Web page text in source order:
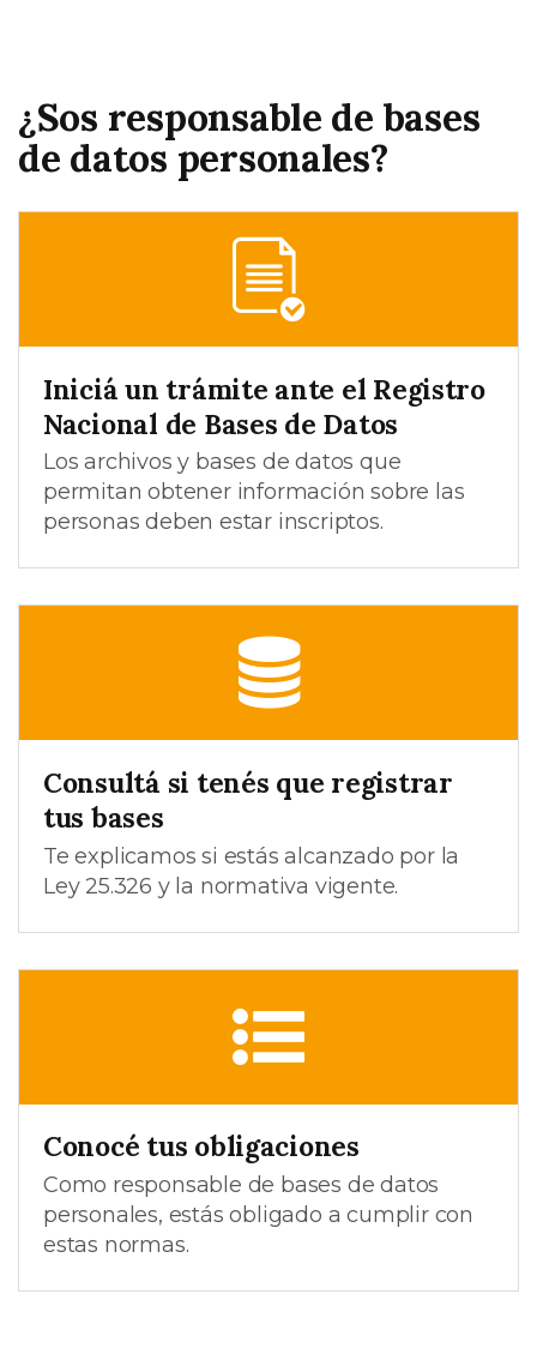
¿Sos responsable de bases
de datos personales?
Iniciá un trámite ante el Registro
Nacional de Bases de Datos
Los archivos y bases de datos que
permitan obtener información sobre las
personas deben estar inscriptos.
Consultá si tenés que registrar
tus bases
Te explicamos si estás alcanzado por la
Ley 25.326 y la normativa vigente.
Conocé tus obligaciones
Como responsable de bases de datos
personales, estás obligado a cumplir con
estas normas.